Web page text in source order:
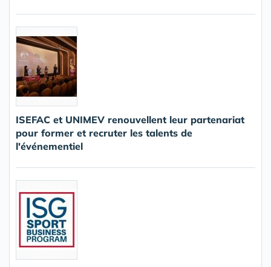
ISEFAC et UNIMEV renouvellent leur partenariat
pour former et recruter les talents de
l'événementiel